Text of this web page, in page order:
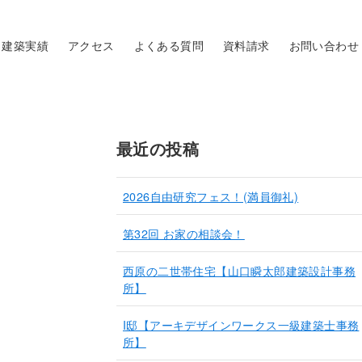
建築実績 アクセス よくある質問 資料請求 お問い合わせ
最近の投稿
2026自由研究フェス！(満員御礼)
第32回 お家の相談会！
西原の二世帯住宅【山口瞬太郎建築設計事務
所】
I邸【アーキデザインワークス一級建築士事務
所】